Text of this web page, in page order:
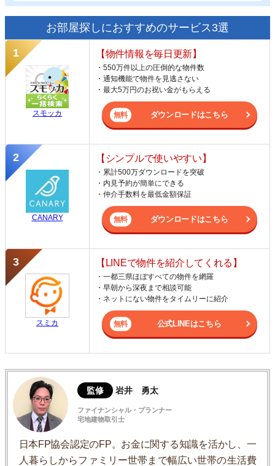
お部屋探しにおすすめのサービス3選
スモッカ
【物件情報を毎日更新】
・550万件以上の圧倒的な物件数
・通知機能で物件を見逃さない
・最大5万円のお祝い金がもらえる
ダウンロードはこちら
CANARY
【シンプルで使いやすい】
・累計500万ダウンロードを突破
・内見予約が簡単にできる
・仲介手数料を最低金額保証
ダウンロードはこちら
スミカ
【LINEで物件を紹介してくれる】
・一都三県ほぼすべての物件を網羅
・早朝から深夜まで相談可能
・ネットにない物件をタイムリーに紹介
公式LINEはこちら
監修 岩井 勇太
ファイナンシャル・プランナー
宅地建物取引士
日本FP協会認定のFP。お金に関する知識を活かし、一
人暮らしからファミリー世帯まで幅広い世帯の生活費